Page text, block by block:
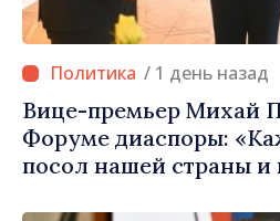
/ 1 день назад
Вице-премьер Михай
Форуме диаспоры:
посол нашей страны и